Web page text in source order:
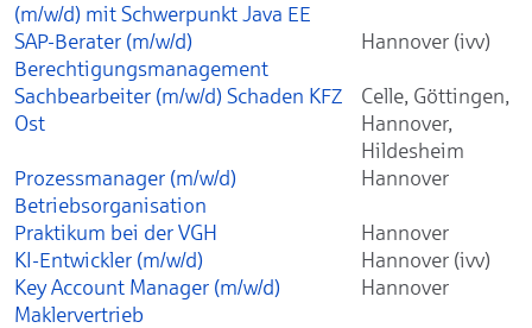
(m/w/d) mit Schwerpunkt Java EE
SAP-Berater (m/w/d)
Berechtigungsmanagement
Hannover (ivv)
Sachbearbeiter (m/w/d) Schaden KFZ
Ost
Celle, Göttingen,
Hannover,
Hildesheim
Prozessmanager (m/w/d)
Betriebsorganisation
Hannover
Praktikum bei der VGH
Hannover
KI-Entwickler (m/w/d)
Hannover (ivv)
Key Account Manager (m/w/d)
Maklervertrieb
Hannover